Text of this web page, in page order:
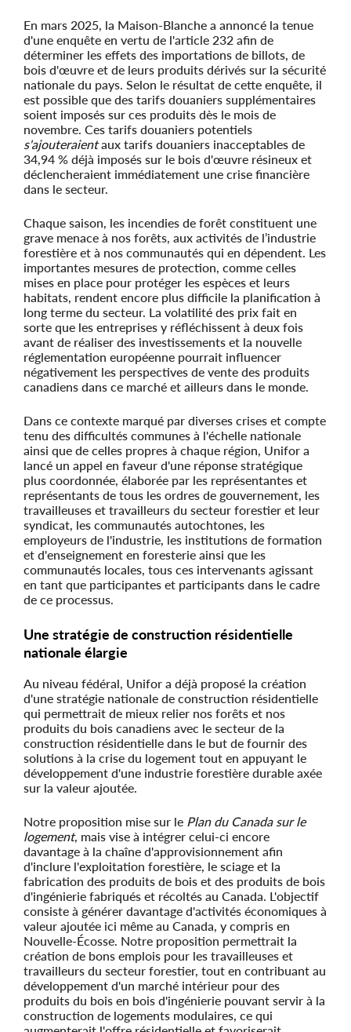
En mars 2025, la Maison-Blanche a annoncé la tenue
d'une enquête en vertu de l'article 232 afin de
déterminer les effets des importations de billots, de
bois d'œuvre et de leurs produits dérivés sur la sécurité
nationale du pays. Selon le résultat de cette enquête, il
est possible que des tarifs douaniers supplémentaires
soient imposés sur ces produits dès le mois de
novembre. Ces tarifs douaniers potentiels
s'ajouteraientaux tarifs douaniers inacceptables de
34,94 % déjà imposés sur le bois d'œuvre résineux et
déclencheraient immédiatement une crise financière
dans le secteur.
Chaque saison, les incendies de forêt constituent une
grave menace à nos forêts, aux activités de l’industrie
forestière et à nos communautés qui en dépendent. Les
importantes mesures de protection, comme celles
mises en place pour protéger les espèces et leurs
habitats, rendent encore plus difficile la planification à
long terme du secteur. La volatilité des prix fait en
sorte que les entreprises y réfléchissent à deux fois
avant de réaliser des investissements et la nouvelle
réglementation européenne pourrait influencer
négativement les perspectives de vente des produits
canadiens dans ce marché et ailleurs dans le monde.
Dans ce contexte marqué par diverses crises et compte
tenu des difficultés communes à l'échelle nationale
ainsi que de celles propres à chaque région, Unifor a
lancé un appel en faveur d'une réponse stratégique
plus coordonnée, élaborée par les représentantes et
représentants de tous les ordres de gouvernement, les
travailleuses et travailleurs du secteur forestier et leur
syndicat, les communautés autochtones, les
employeurs de l'industrie, les institutions de formation
et d'enseignement en foresterie ainsi que les
communautés locales, tous ces intervenants agissant
en tant que participantes et participants dans le cadre
de ce processus.
Une stratégie de construction résidentielle
nationale élargie
Au niveau fédéral, Unifor a déjà proposé la création
d'une stratégie nationale de construction résidentielle
qui permettrait de mieux relier nos forêts et nos
produits du bois canadiens avec le secteur de la
construction résidentielle dans le but de fournir des
solutions à la crise du logement tout en appuyant le
développement d'une industrie forestière durable axée
sur la valeur ajoutée.
Notre proposition mise sur le Plan du Canada sur le
logement, mais vise à intégrer celui-ci encore
davantage à la chaîne d'approvisionnement afin
d'inclure l'exploitation forestière, le sciage et la
fabrication des produits de bois et des produits de bois
d'ingénierie fabriqués et récoltés au Canada. L'objectif
consiste à générer davantage d'activités économiques à
valeur ajoutée ici même au Canada, y compris en
Nouvelle-Écosse. Notre proposition permettrait la
création de bons emplois pour les travailleuses et
travailleurs du secteur forestier, tout en contribuant au
développement d'un marché intérieur pour des
produits du bois en bois d'ingénierie pouvant servir à la
construction de logements modulaires, ce qui